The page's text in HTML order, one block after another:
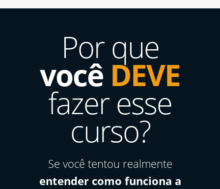
enfronhado no âmbito acadêmico/científico
tem me feito ficar frio. No entanto ao
assistir sua partilha (aula do curso de
sonhos), pude experimentar uma leveza
que só quando estava em análise
junguiana experimentava.
Compreendo como muito relevante seu
trabalho, bem como esta narrativa que para
mim serve como um convite a rever que
lugar tenho ocupado e que lugar quero
ocupar na psicologia.
Minha sincera gratidão.
Por que
você DEVE
fazer esse
curso?
Se você tentou realmente
entender como funciona a